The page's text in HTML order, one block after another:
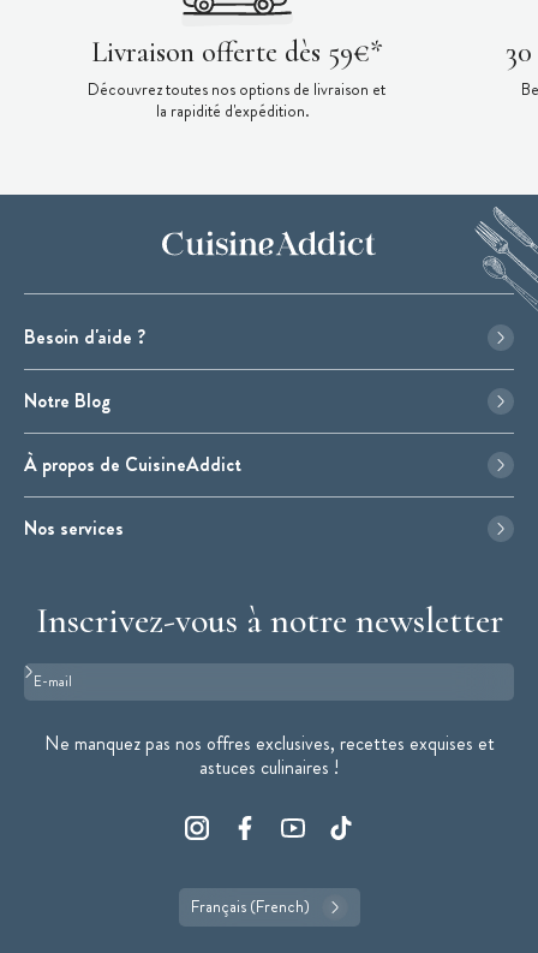
Livraison offerte dès 59€*
Découvrez toutes nos options de livraison et
la rapidité d'expédition.
Besoin d'aide ?
Notre Blog
À propos de CuisineAddict
Nos services
Inscrivez-vous à notre newsletter
Format : adresse@email.com
Ne manquez pas nos offres exclusives, recettes exquises et
astuces culinaires !
Français (French)